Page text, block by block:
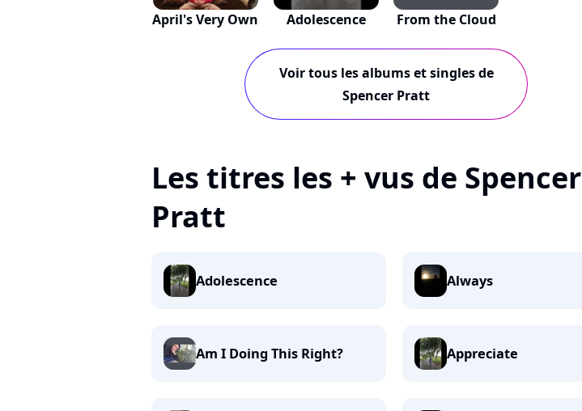
April's Very Own Adolescence From the Cloud
Voir tous les albums et singles de
Spencer Pratt
Les titres les + vus de Spencer
Pratt
Adolescence Always
Am I Doing This Right? Appreciate